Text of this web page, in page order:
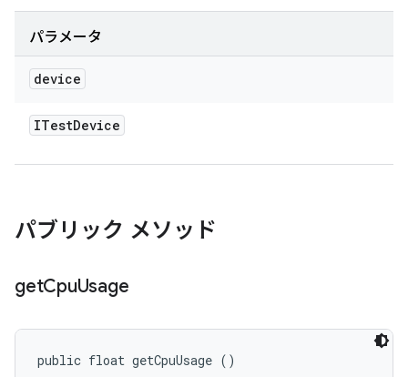
パラメータ
device
ITestDevice
パブリック メソッド
getCpuUsage
public float getCpuUsage ()